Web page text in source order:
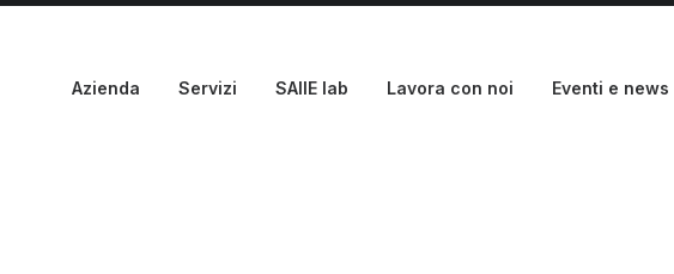
Azienda Servizi SAIIE lab Lavora con noi Eventi e news